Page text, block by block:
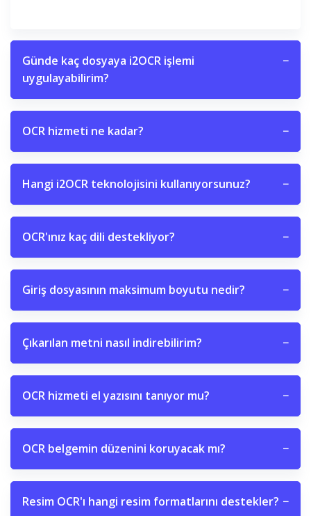
Günde kaç dosyaya i2OCR işlemi
uygulayabilirim?
−
OCR hizmeti ne kadar? −
Hangi i2OCR teknolojisini kullanıyorsunuz? −
OCR'ınız kaç dili destekliyor? −
Giriş dosyasının maksimum boyutu nedir? −
Çıkarılan metni nasıl indirebilirim? −
OCR hizmeti el yazısını tanıyor mu? −
OCR belgemin düzenini koruyacak mı? −
Resim OCR'ı hangi resim formatlarını destekler? −